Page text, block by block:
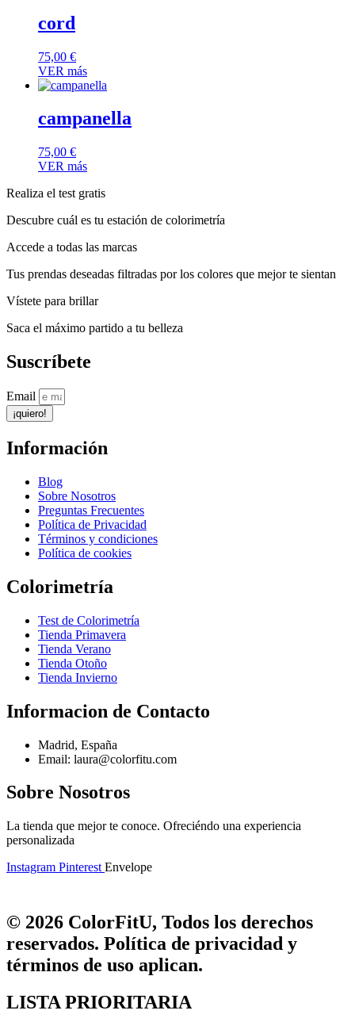
cord
75,00 €
VER más
campanella
75,00 €
VER más
Realiza el test gratis
Descubre cuál es tu estación de colorimetría
Accede a todas las marcas
Tus prendas deseadas filtradas por los colores que mejor te sientan
Vístete para brillar
Saca el máximo partido a tu belleza
Suscríbete
Email
¡quiero!
Información
Blog
Sobre Nosotros
Preguntas Frecuentes
Política de Privacidad
Términos y condiciones
Política de cookies
Colorimetría
Test de Colorimetría
Tienda Primavera
Tienda Verano
Tienda Otoño
Tienda Invierno
Informacion de Contacto
Madrid, España
Email: laura@colorfitu.com
Sobre Nosotros
La tienda que mejor te conoce. Ofreciéndo una experiencia
personalizada
Instagram Pinterest Envelope
© 2026 ColorFitU, Todos los derechos
reservados. Política de privacidad y
términos de uso aplican.
LISTA PRIORITARIA